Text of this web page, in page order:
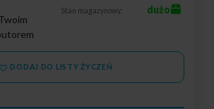
Stan magazynowy: dużo
DODAJ DO LISTY ŻYCZEŃ